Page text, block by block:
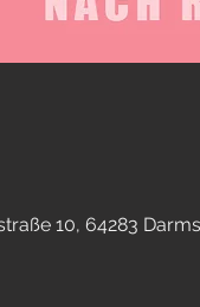
10, 64283